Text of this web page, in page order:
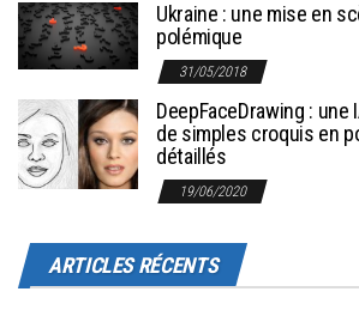
Ukraine : une mise en
polémique
31/05/2018
DeepFaceDrawing :
de simples croquis en
détaillés
19/06/2020
ARTICLES RÉCENTS